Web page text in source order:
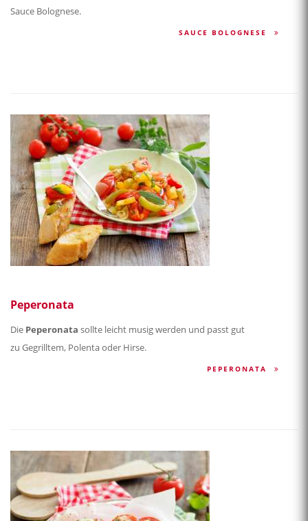
Sauce Bolognese.
SAUCE BOLOGNESE
Peperonata
Die Peperonata sollte leicht musig werden und passt gut
zu Gegrilltem, Polenta oder Hirse.
PEPERONATA